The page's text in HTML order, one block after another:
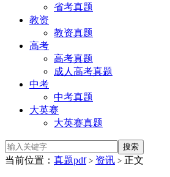
省考真题
教资
教资真题
高考
高考真题
成人高考真题
中考
中考真题
大英赛
大英赛真题
当前位置： 真题pdf > 资讯 > 正文